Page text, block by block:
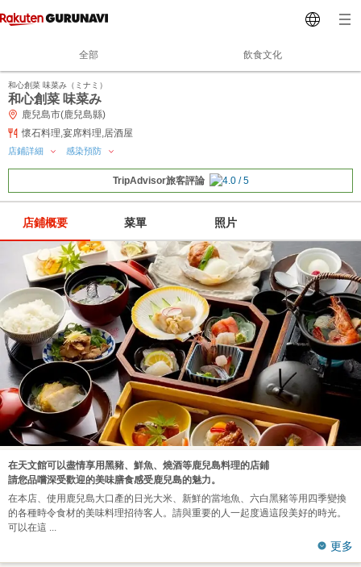
全部 飲食文化
和心創菜 味菜み（ミナミ）
和心創菜 味菜み
鹿兒島市(鹿兒島縣)
懷石料理,宴席料理,居酒屋
店鋪詳細 感染預防
TripAdvisor旅客評論
店鋪概要 菜單 照片
在天文館可以盡情享用黑豬、鮮魚、燒酒等鹿兒島料理的店鋪
請您品嚐深受歡迎的美味膳食感受鹿兒島的魅力。
在本店、使用鹿兒島大口產的日光大米、新鮮的當地魚、六白黑豬等用四季變換
的各種時令食材的美味料理招待客人。請與重要的人一起度過這段美好的時光。
可以在這
更多